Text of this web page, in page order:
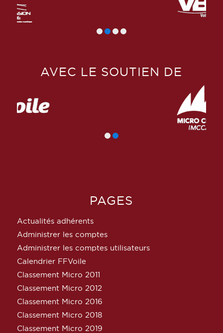
AVEC LE SOUTIEN DE
PAGES
Actualités adhérents
Administrer les comptes
Administrer les comptes utilisateurs
Calendrier FFVoile
Classement Micro 2011
Classement Micro 2012
Classement Micro 2016
Classement Micro 2018
Classement Micro 2019